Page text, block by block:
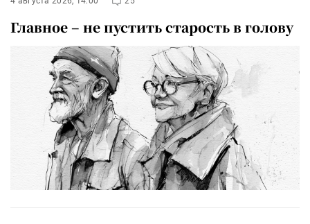
Главное – не пустить старость в голову